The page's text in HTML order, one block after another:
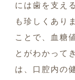
には歯を支え
も珍しくあり
ことで、血糖
とがわかって
は、口腔内の